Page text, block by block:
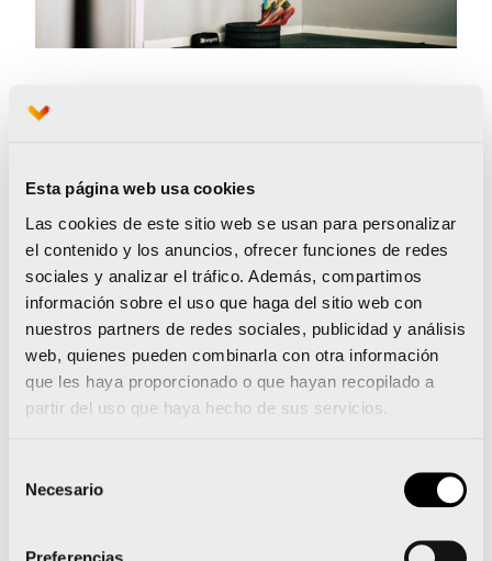
Esta página web usa cookies
Las cookies de este sitio web se usan para personalizar
el contenido y los anuncios, ofrecer funciones de redes
sociales y analizar el tráfico. Además, compartimos
información sobre el uso que haga del sitio web con
nuestros partners de redes sociales, publicidad y análisis
web, quienes pueden combinarla con otra información
que les haya proporcionado o que hayan recopilado a
partir del uso que haya hecho de sus servicios.
Necesario
el propio peso corporal. En particular se trabajan
el core y los músculos abdominales, aunque
también involucra más partes del cuerpo.